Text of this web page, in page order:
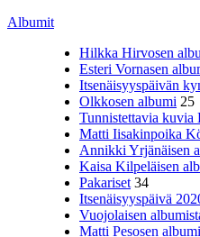
Albumit
Hilkka Hirvosen
Esteri Vornasen
Itsenäisyyspäivän
Olkkosen albumi 25
Tunnistettavia kuvia
Matti Iisakinpoika
Annikki Yrjänäisen
Kaisa Kilpeläisen
Pakariset 34
Itsenäisyyspäivä
Vuojolaisen
Matti Pesosen